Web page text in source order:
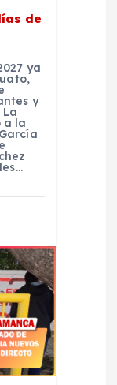
de
ya
y
a la